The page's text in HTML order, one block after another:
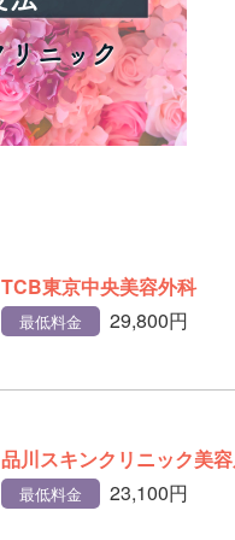
TCB東京中央美容外科
最低料金 29,800円
品川スキンクリニック美
最低料金 23,100円